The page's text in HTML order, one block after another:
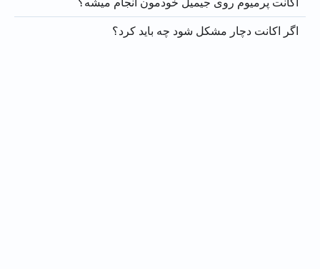
اکانت پرمیوم روی جیمیل خودمون انجام میشه؟
اگر اکانت دچار مشکل شود چه باید کرد؟